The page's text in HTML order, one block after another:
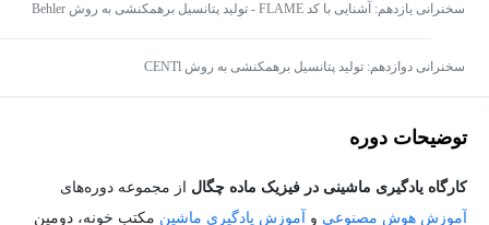
سخنرانی یازدهم: آشنایی با کد FLAME - تولید پتانسیل برهمکنشی به روش Behler
سخنرانی دوازدهم: تولید پتانسیل برهمکنشی به روش CENTl
توضیحات دوره
کارگاه یادگیری ماشینی در فیزیک ماده چگال
از مجموعه دوره‌های
آموزش هوش مصنوعی و آموزش یادگیری ماشین مکتب خونه، دومين